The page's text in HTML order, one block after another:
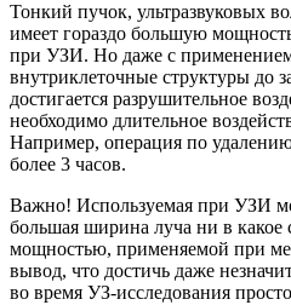
Тонкий пучок, ультразвуковых
имеет гораздо большую
при УЗИ. Но даже с
внутриклеточные структуры до
достигается разрушительное
необходимо длительное
Например, операция по
более 3 часов.
Важно! Используемая при УЗИ
большая ширина луча ни в какое
мощностью, применяемой при
вывод, что достичь даже
во время УЗ-исследования